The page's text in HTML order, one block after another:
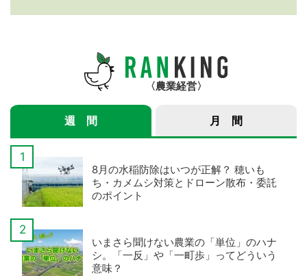
農業経営
週 間 月 間
8月の水稲防除はいつが正解？ 穂いも
ち・カメムシ対策とドローン散布・委託
のポイント
いまさら聞けない農業の「単位」のハナ
シ。「一反」や「一町歩」ってどういう
意味？